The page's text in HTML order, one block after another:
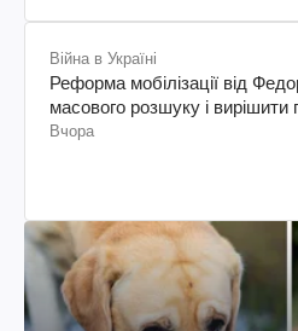
Війна в Україні
Реформа мобілізації від
масового розшуку і
Вчора